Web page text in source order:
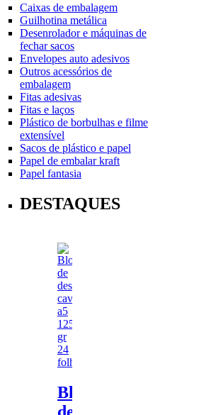
Caixas de embalagem
Guilhotina metálica
Desenrolador e máquinas de
fechar sacos
Envelopes auto adesivos
Outros acessórios de
embalagem
Fitas adesivas
Fitas e laços
Plástico de borbulhas e filme
extensível
Sacos de plástico e papel
Papel de embalar kraft
Papel fantasia
DESTAQUES
Bloco
de